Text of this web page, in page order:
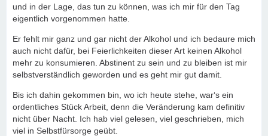
und in der Lage, das tun zu können, was ich mir für den Tag
eigentlich vorgenommen hatte.
Er fehlt mir ganz und gar nicht der Alkohol und ich bedaure mich
auch nicht dafür, bei Feierlichkeiten dieser Art keinen Alkohol
mehr zu konsumieren. Abstinent zu sein und zu bleiben ist mir
selbstverständlich geworden und es geht mir gut damit.
Bis ich dahin gekommen bin, wo ich heute stehe, war‘s ein
ordentliches Stück Arbeit, denn die Veränderung kam definitiv
nicht über Nacht. Ich hab viel gelesen, viel geschrieben, mich
viel in Selbstfürsorge geübt.